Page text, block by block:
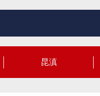
昆滇
着赛事游云南| 以赛为媒赴爨乡 追
游陆良